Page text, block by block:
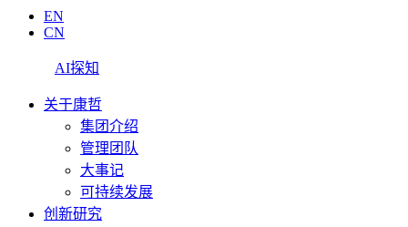
EN
CN
AI探知
关于康哲
集团介绍
管理团队
大事记
可持续发展
创新研究